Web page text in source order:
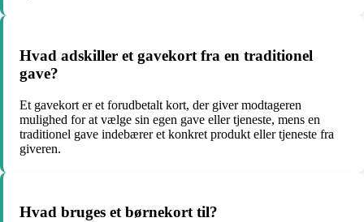
Hvad adskiller et gavekort fra en traditionel
gave?
Et gavekort er et forudbetalt kort, der giver modtageren
mulighed for at vælge sin egen gave eller tjeneste, mens en
traditionel gave indebærer et konkret produkt eller tjeneste fra
giveren.
Hvad bruges et børnekort til?